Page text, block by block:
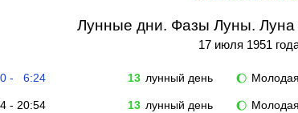
Лунные дни. Фазы Луны. Луна
17 июля 1951
- 6:24 13 лунный день 🌔
- 20:54 13 лунный день 🌔